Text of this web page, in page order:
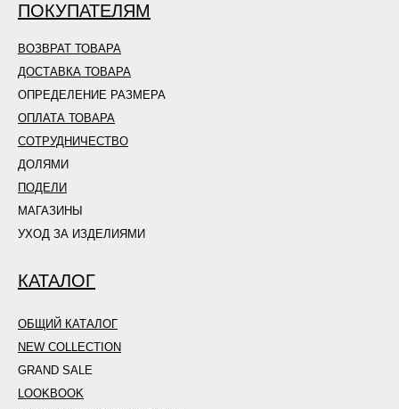
ПОКУПАТЕЛЯМ
ВОЗВРАТ ТОВАРА
ДОСТАВКА ТОВАРА
ОПРЕДЕЛЕНИЕ РАЗМЕРА
ОПЛАТА ТОВАРА
СОТРУДНИЧЕСТВО
ДОЛЯМИ
ПОДЕЛИ
МАГАЗИНЫ
УХОД ЗА ИЗДЕЛИЯМИ
КАТАЛОГ
ОБЩИЙ КАТАЛОГ
NEW COLLECTION
GRAND SALE
LOOKBOOK